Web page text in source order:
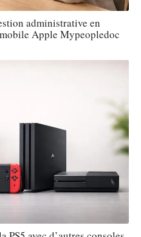
administrative en
Apple Mypeopledoc